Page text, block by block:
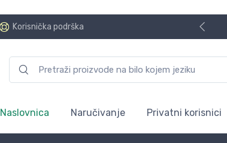
Korisnička podrška
Naslovnica Naručivanje Privatni korisnici